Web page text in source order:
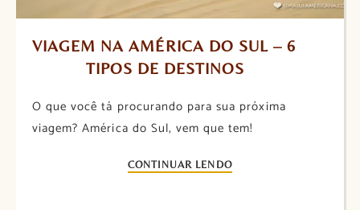
VIAGEM NA AMÉRICA DO SUL – 6
TIPOS DE DESTINOS
O que você tá procurando para sua próxima
viagem? América do Sul, vem que tem!
CONTINUAR LENDO